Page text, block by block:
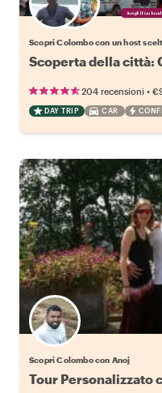
Scegli il tuo
Scopri Colombo con un host
Scoperta della città:
204 recensioni •
DAY TRIP CAR
Scopri Colombo con Anoj
Tour Personalizzato